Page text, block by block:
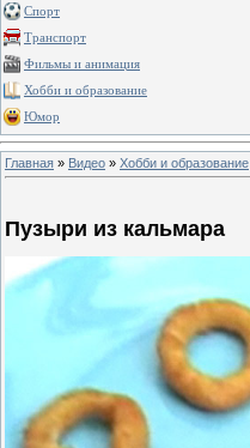
Спорт
Транспорт
Фильмы и анимация
Хобби и образование
Юмор
Главная » Видео » Хобби и образование
Пузыри из кальмара